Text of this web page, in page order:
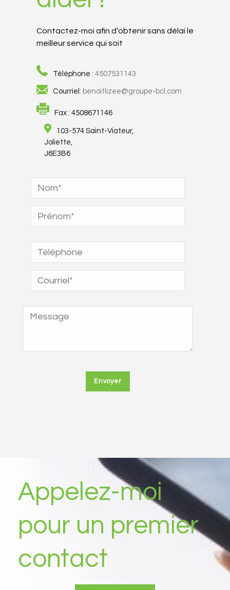
Contactez-moi afin d’obtenir sans délai le
meilleur service qui soit
Téléphone :4507531143
Courriel: benoitlizee@groupe-bcl.com
Fax : 4508671146
103-574 Saint-Viateur,
Joliette,
J6E3B6
Appelez-moi
pour un premier
contact